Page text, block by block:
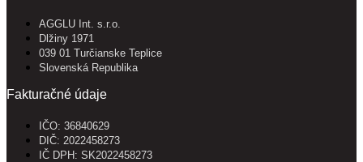
AGGLU Int. s.r.o.
Dlžiny 1971
039 01 Turčianske Teplice
Slovenská Republika
Fakturačné údaje
IČO: 36840629
DIČ: 2022458273
IČ DPH: SK2022458273